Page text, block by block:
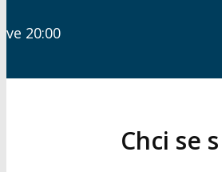
ve 20:00
Chci se